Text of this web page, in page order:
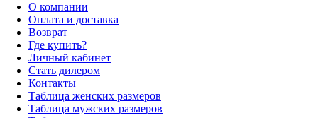
О компании
Оплата и доставка
Возврат
Где купить?
Личный кабинет
Стать дилером
Контакты
Таблица женских размеров
Таблица мужских размеров